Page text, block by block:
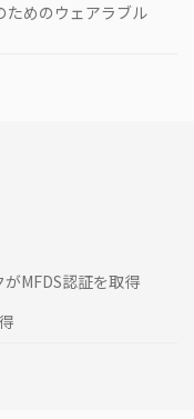
ためのウェアラブル
MFDS認証を取得